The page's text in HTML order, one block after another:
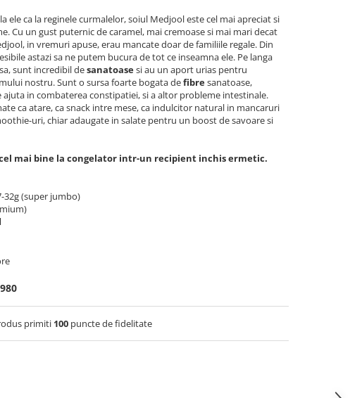
ele ca la reginele curmalelor, soiul Medjool este cel mai apreciat si
Cu un gust puternic de caramel, mai cremoase si mai mari decat
in vremuri apuse, erau mancate doar de familiile regale. Din
astazi sa ne putem bucura de tot ce inseamna ele. Pe langa
sunt incredibil desanatoasesi au un aport urias pentru
nostru. Sunt o sursa foarte bogata defibresanatoase,
ajuta in combaterea constipatiei, si a altor probleme intestinale.
ca atare, ca snack intre mese, ca indulcitor natural in mancaruri
uri, chiar adaugate in salate pentru un boost de savoare si
mai bine la congelator intr-un recipient inchis ermetic.
32g (super jumbo)
primiti 100 puncte de fidelitate